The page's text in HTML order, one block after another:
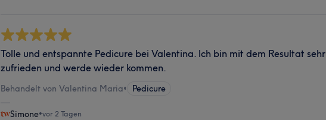
Tolle und entspannte Pedicure bei Valentina. Ich bin mit dem Resultat sehr
zufrieden und werde wieder kommen.
Behandelt von Valentina Maria• Pedicure
Simone•vor 2 Tagen